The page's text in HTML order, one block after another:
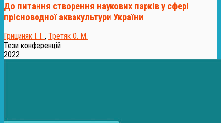
До питання створення наукових парків у сфері
прісноводної аквакультури України
Грициняк І. І. , Третяк О. М.
Тези конференцій
2022